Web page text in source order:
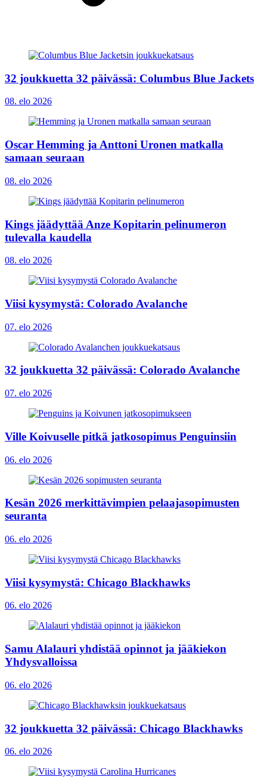
32 joukkuetta 32 päivässä: Columbus Blue Jackets
08. elo 2026
Oscar Hemming ja Anttoni Uronen matkalla
samaan seuraan
08. elo 2026
Kings jäädyttää Anze Kopitarin pelinumeron
tulevalla kaudella
08. elo 2026
Viisi kysymystä: Colorado Avalanche
07. elo 2026
32 joukkuetta 32 päivässä: Colorado Avalanche
07. elo 2026
Ville Koivuselle pitkä jatkosopimus Penguinsiin
06. elo 2026
Kesän 2026 merkittävimpien pelaajasopimusten
seuranta
06. elo 2026
Viisi kysymystä: Chicago Blackhawks
06. elo 2026
Samu Alalauri yhdistää opinnot ja jääkiekon
Yhdysvalloissa
06. elo 2026
32 joukkuetta 32 päivässä: Chicago Blackhawks
06. elo 2026